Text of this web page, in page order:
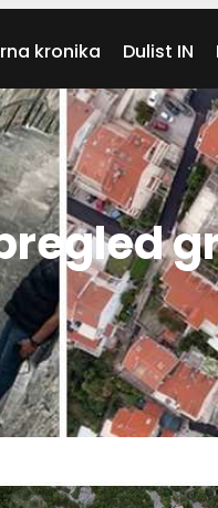
kronika Dulist IN
pregled